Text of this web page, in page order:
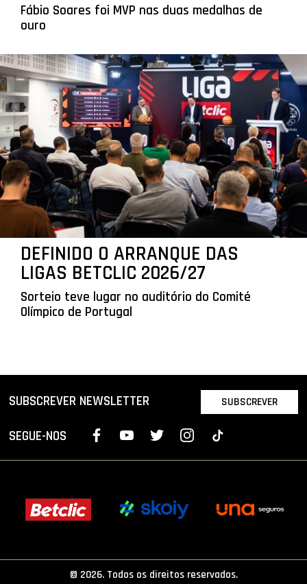
Fábio Soares foi MVP nas duas medalhas de
ouro
DEFINIDO O ARRANQUE DAS
LIGAS BETCLIC 2026/27
Sorteio teve lugar no auditório do Comité
Olímpico de Portugal
SUBSCREVER NEWSLETTER SUBSCREVER
SEGUE-NOS
© 2026. Todos os direitos reservados.